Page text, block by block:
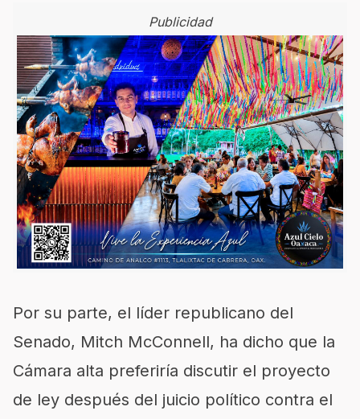
Publicidad
Por su parte, el líder republicano del
Senado, Mitch McConnell, ha dicho que la
Cámara alta preferiría discutir el proyecto
de ley después del juicio político contra el